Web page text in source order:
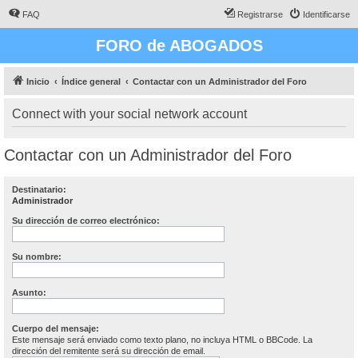
FAQ Identificarse
Registrarse
FORO de ABOGADOS
Inicio Índice general Contactar con un Administrador del Foro
Connect with your social network account
Contactar con un Administrador del Foro
Destinatario:
Administrador
Su dirección de correo electrónico:
Su nombre:
Asunto:
Cuerpo del mensaje:
Este mensaje será enviado como texto plano, no incluya HTML o BBCode. La
dirección del remitente será su dirección de email.